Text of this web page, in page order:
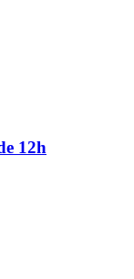
12h